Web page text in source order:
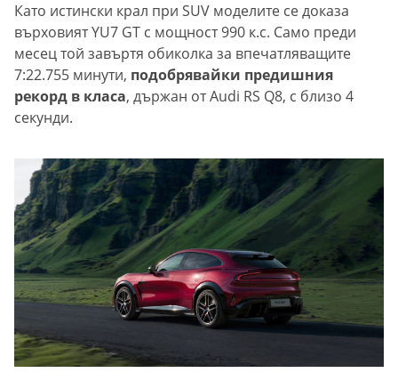
Като истински крал при SUV моделите се доказа
върховият YU7 GT с мощност 990 к.с. Само преди
месец той завъртя обиколка за впечатляващите
7:22.755 минути, подобрявайки предишния
рекорд в класа, държан от Audi RS Q8, с близо 4
секунди.